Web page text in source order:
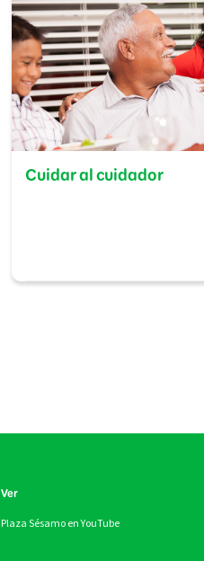
Cuidar al cuidador
Ver
Plaza Sésamo en YouTube